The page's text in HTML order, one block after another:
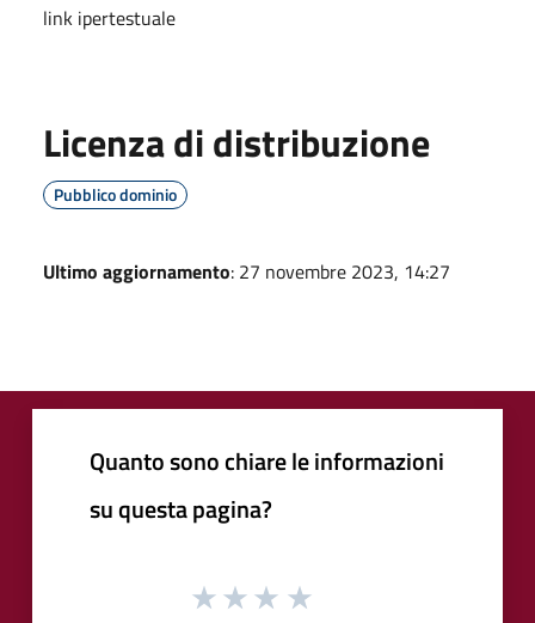
link ipertestuale
Licenza di distribuzione
Pubblico dominio
Ultimo aggiornamento: 27 novembre 2023, 14:27
Quanto sono chiare le informazioni
su questa pagina?